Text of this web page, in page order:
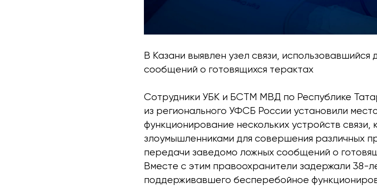
В Казани выявлен узел связи, использовавшийся
сообщений о готовящихся терактах
Сотрудники УБК и БСТМ МВД по Республике
из регионального УФСБ России установили
функционирование нескольких устройств связи,
злоумышленниками для совершения различных
передачи заведомо ложных сообщений о
Вместе с этим правоохранители задержали 38-
поддерживавшего бесперебойное